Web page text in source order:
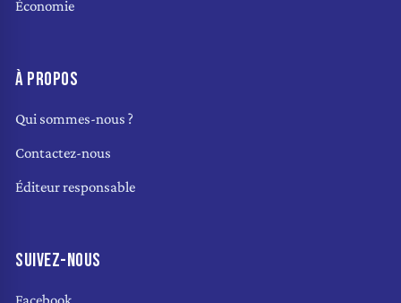
Économie
À PROPOS
Qui sommes-nous ?
Contactez-nous
Éditeur responsable
SUIVEZ-NOUS